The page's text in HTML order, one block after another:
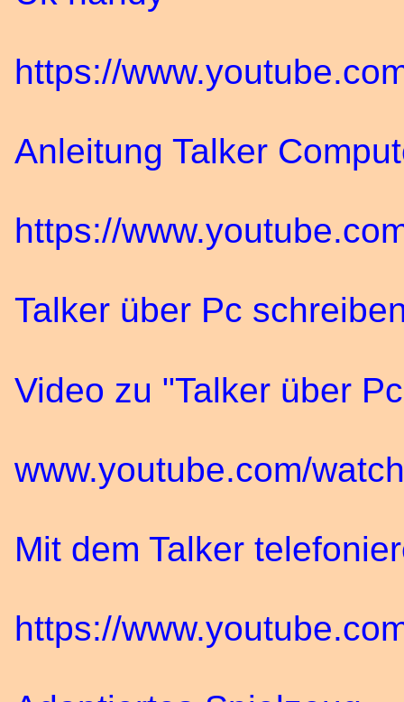
https://
Anleitung Talker
https://
Talker über Pc
Video zu "Talker über
www.youtube.com/
Mit dem Talker
https://